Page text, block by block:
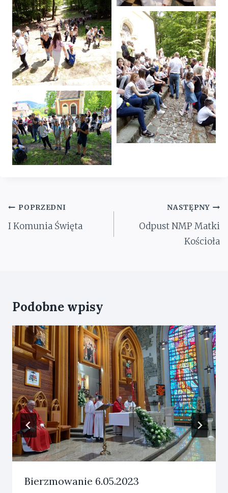
Nawigacja
POPRZEDNI
I Komunia Święta
NASTĘPNY
Odpust NMP Matki
Kościoła
Podobne wpisy
Bierzmowanie 6.05.2023